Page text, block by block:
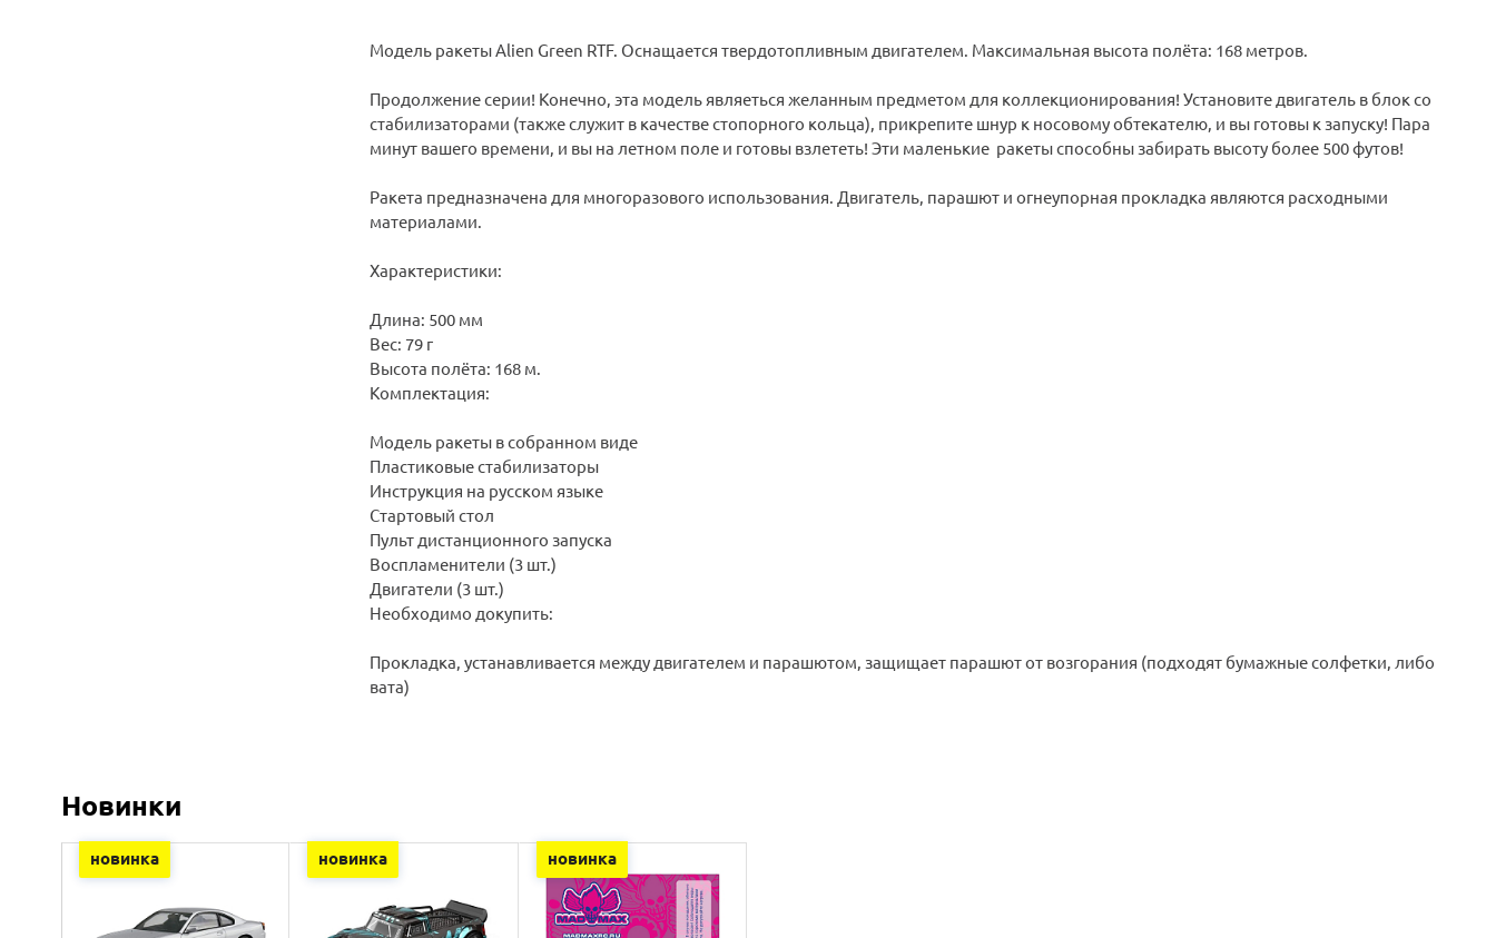
Модель ракеты Alien Green RTF. Оснащается твердотопливным двигателем. Максимальная высота полёта: 168 метров.
Продолжение серии! Конечно, эта модель являеться желанным предметом для коллекционирования! Установите двигатель в блок со
стабилизаторами (также служит в качестве стопорного кольца), прикрепите шнур к носовому обтекателю, и вы готовы к запуску! Пара
минут вашего времени, и вы на летном поле и готовы взлететь! Эти маленькие ракеты способны забирать высоту более 500 футов!
Ракета предназначена для многоразового использования. Двигатель, парашют и огнеупорная прокладка являются расходными
материалами.
Характеристики:
Длина: 500 мм
Вес: 79 г
Высота полёта: 168 м.
Комплектация:
Модель ракеты в собранном виде
Пластиковые стабилизаторы
Инструкция на русском языке
Стартовый стол
Пульт дистанционного запуска
Воспламенители (3 шт.)
Двигатели (3 шт.)
Необходимо докупить:
Прокладка, устанавливается между двигателем и парашютом, защищает парашют от возгорания (подходят бумажные солфетки, либо
вата)
Новинки
новинка новинка новинка